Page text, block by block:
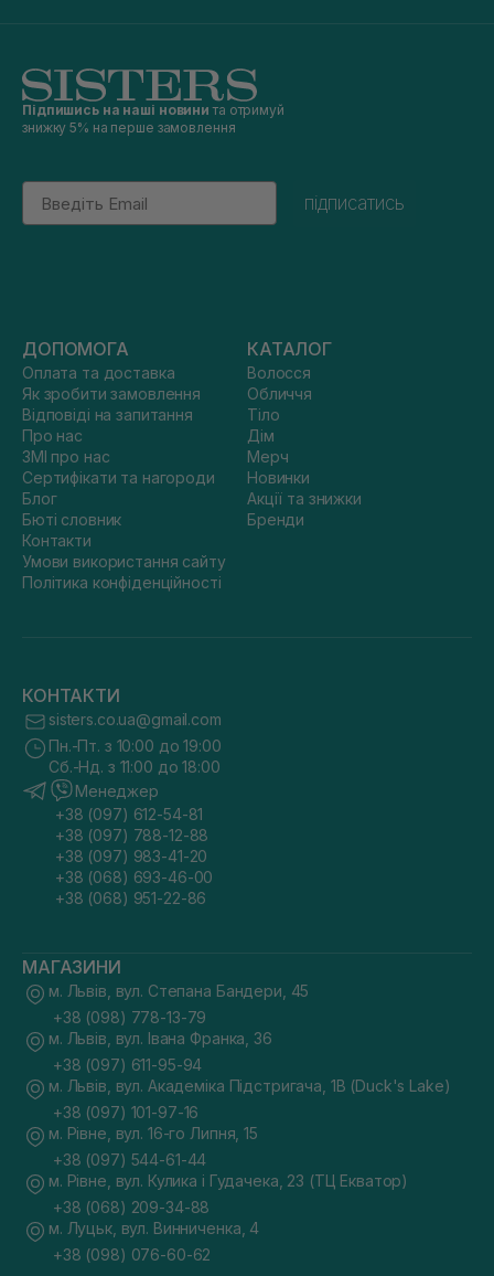
Підпишись на наші новини та отримуй
знижку 5% на перше замовлення
Email
підписатись
ДОПОМОГА
Оплата та доставка
Як зробити замовлення
Відповіді на запитання
Про нас
ЗМІ про нас
Сертифікати та нагороди
Блог
Бюті словник
Контакти
Умови використання сайту
Політика конфіденційності
КАТАЛОГ
Волосся
Обличчя
Тіло
Дім
Мерч
Новинки
Акції та знижки
Бренди
КОНТАКТИ
sisters.co.ua@gmail.com
Пн.-Пт. з 10:00 до 19:00
Сб.-Нд. з 11:00 до 18:00
Менеджер
+38 (097) 612-54-81
+38 (097) 788-12-88
+38 (097) 983-41-20
+38 (068) 693-46-00
+38 (068) 951-22-86
МАГАЗИНИ
м. Львів, вул. Степана Бандери, 45
+38 (098) 778-13-79
м. Львів, вул. Івана Франка, 36
+38 (097) 611-95-94
м. Львів, вул. Академіка Підстригача, 1В (Duck's Lake)
+38 (097) 101-97-16
м. Рівне, вул. 16-го Липня, 15
+38 (097) 544-61-44
м. Рівне, вул. Кулика і Гудачека, 23 (ТЦ Екватор)
+38 (068) 209-34-88
м. Луцьк, вул. Винниченка, 4
+38 (098) 076-60-62